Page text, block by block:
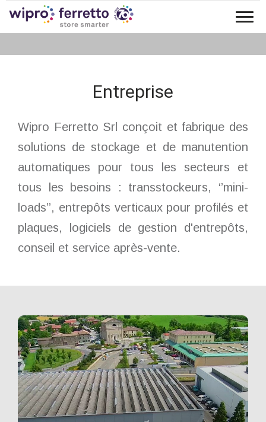
Entreprise
Wipro Ferretto Srl conçoit et fabrique des
solutions de stockage et de manutention
automatiques pour tous les secteurs et
tous les besoins : transstockeurs, ‘’mini-
loads’’, entrepôts verticaux pour profilés et
plaques, logiciels de gestion d'entrepôts,
conseil et service après-vente.